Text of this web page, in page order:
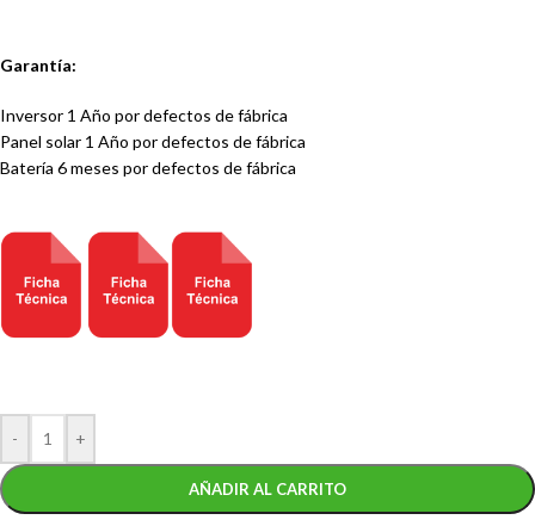
Garantía:
Inversor 1 Año por defectos de fábrica
Panel solar 1 Año por defectos de fábrica
Batería 6 meses por defectos de fábrica
- +
AÑADIR AL CARRITO